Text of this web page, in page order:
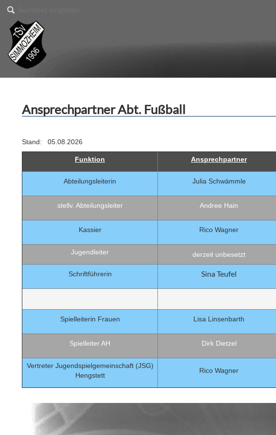
Ansprechpartner Abt. Fußball
Stand: 05.08.2026
Funktion Ansprechpartner
Abteilungsleiterin Julia Schwämmle
stellv. Abteilungsleiter Andree Hain
Kassier Rico Wagner
Jugendleiter derzeit unbesetzt
Schriftführerin Sina Teufel
Spielleiterin Frauen Lisa Linsenbarth
Spielleiter AH Dirk Dietzel
Vertreter Jugendspielgemeinschaft (JSG)
Hengstett
Rico Wagner